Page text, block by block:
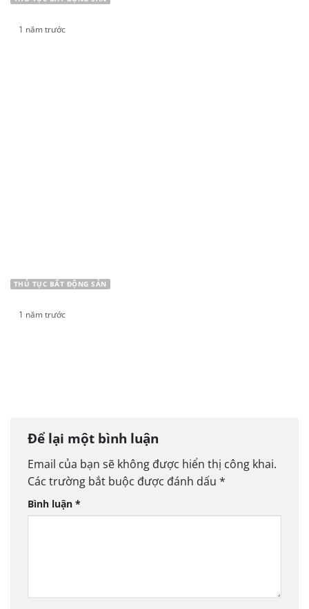
1 năm trước
THỦ TỤC BẤT ĐỘNG SẢN
1 năm trước
Để lại một bình luận
Email của bạn sẽ không được hiển thị công khai.
Các trường bắt buộc được đánh dấu *
Bình luận *